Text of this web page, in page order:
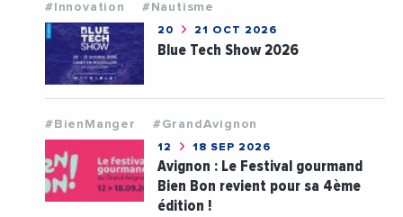
#Innovation #Nautisme
20 21 OCT 2026
Blue Tech Show 2026
#BienManger #GrandAvignon
12 18 SEP 2026
Avignon : Le Festival gourmand
Bien Bon revient pour sa 4ème
édition !